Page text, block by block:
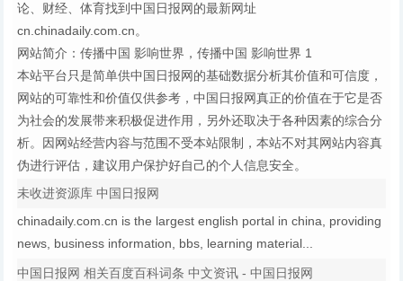
论、财经、体育找到中国日报网的最新网址
cn.chinadaily.com.cn。
网站简介：传播中国 影响世界，传播中国 影响世界 1
本站平台只是简单供中国日报网的基础数据分析其价值和可信度，
网站的可靠性和价值仅供参考，中国日报网真正的价值在于它是否
为社会的发展带来积极促进作用，另外还取决于各种因素的综合分
析。因网站经营内容与范围不受本站限制，本站不对其网站内容真
伪进行评估，建议用户保护好自己的个人信息安全。
未收进资源库 中国日报网
chinadaily.com.cn is the largest english portal in china, providing
news, business information, bbs, learning material...
中国日报网 相关百度百科词条 中文资讯 - 中国日报网